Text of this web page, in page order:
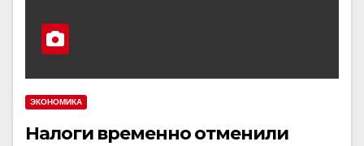
ЭКОНОМИКА
Налоги временно отменили